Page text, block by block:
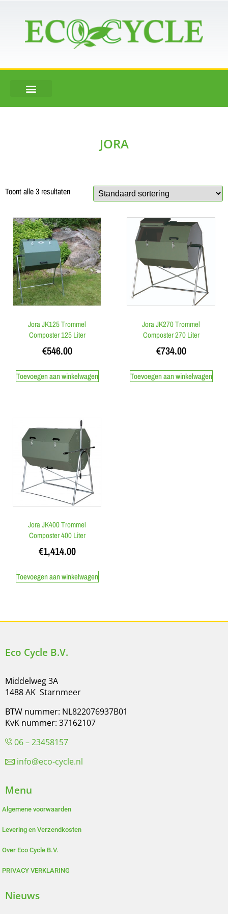
JORA
Toont alle 3 resultaten
Jora JK125 Trommel
Composter 125 Liter
€546.00
Toevoegen aan winkelwagen
Jora JK270 Trommel
Composter 270 Liter
€734.00
Toevoegen aan winkelwagen
Jora JK400 Trommel
Composter 400 Liter
€1,414.00
Toevoegen aan winkelwagen
Eco Cycle B.V.
Middelweg 3A
1488 AK Starnmeer
BTW nummer: NL822076937B01
KvK nummer: 37162107
06 – 23458157
info@eco-cycle.nl
Menu
Algemene voorwaarden
Levering en Verzendkosten
Over Eco Cycle B.V.
PRIVACY VERKLARING
Nieuws